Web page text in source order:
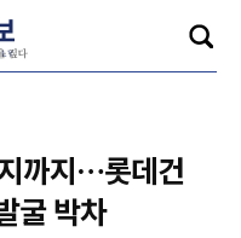
까지…롯데건
굴 박차